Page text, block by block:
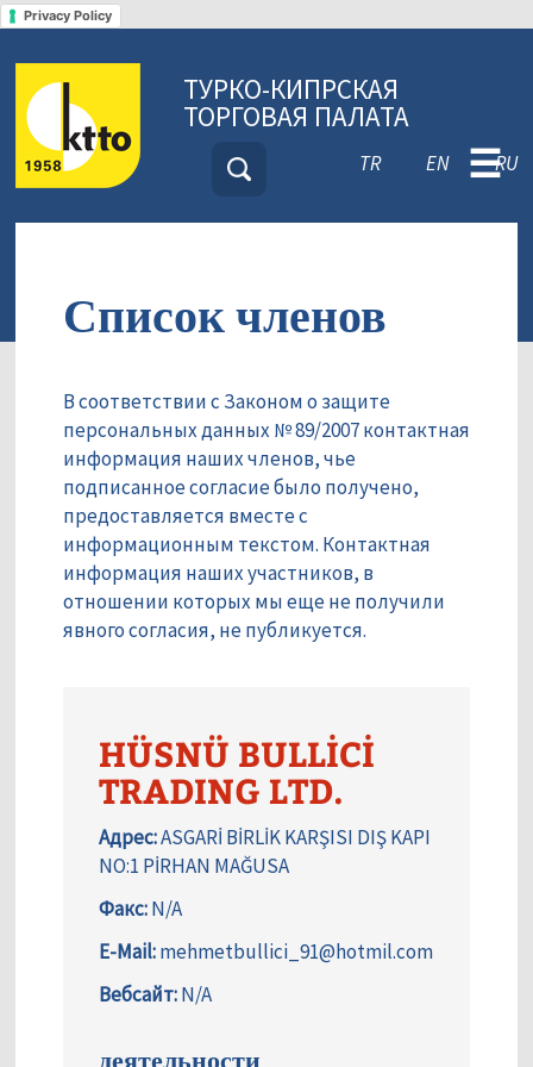
Privacy Policy
ТУРКО-КИПРСКАЯ
ТОРГОВАЯ ПАЛАТА
TR EN RU
☰
Список членов
В соответствии с Законом о защите
персональных данных № 89/2007 контактная
информация наших членов, чье
подписанное согласие было получено,
предоставляется вместе с
информационным текстом. Контактная
информация наших участников, в
отношении которых мы еще не получили
явного согласия, не публикуется.
HÜSNÜ BULLİCİ
TRADING LTD.
Адрес:ASGARİ BİRLİK KARŞISI DIŞ KAPI
NO:1 PİRHAN MAĞUSA
Факс:N/A
E-Mail:mehmetbullici_91@hotmil.com
Вебсайт:N/A
деятельности